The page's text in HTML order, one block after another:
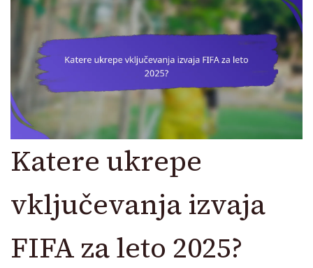
Katere ukrepe
vključevanja izvaja
FIFA za leto 2025?